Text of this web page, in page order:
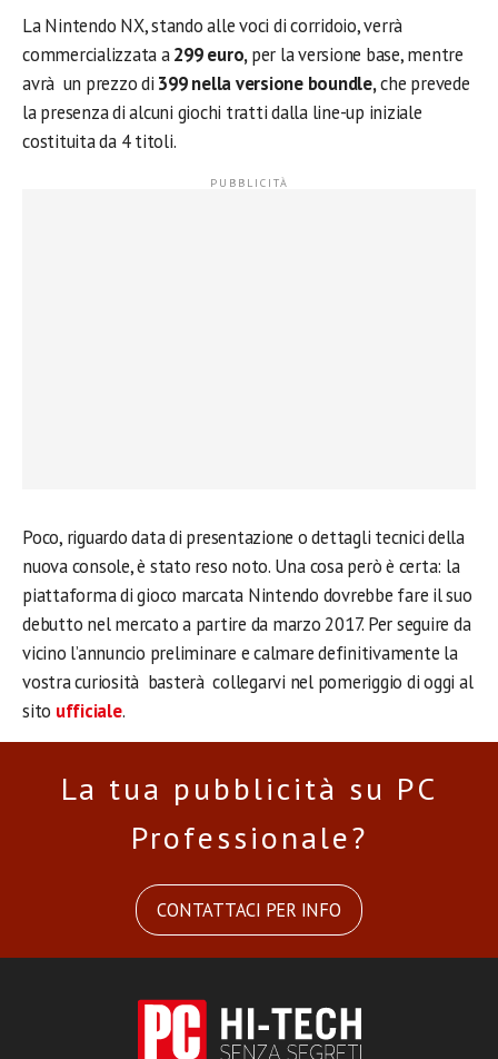
La Nintendo NX, stando alle voci di corridoio, verrà
commercializzata a299 euro,per la versione base, mentre
avrà un prezzo di 399 nella versione boundle,che prevede
la presenza di alcuni giochi tratti dalla line-up iniziale
costituita da 4 titoli.
Poco, riguardo data di presentazione o dettagli tecnici della
nuova console, è stato reso noto. Una cosa però è certa: la
piattaforma di gioco marcata Nintendo dovrebbe fare il suo
debutto nel mercato a partire da marzo 2017. Per seguire da
vicino l’annuncio preliminare e calmare definitivamente la
vostra curiosità basterà collegarvi nel pomeriggio di oggi al
sito ufficiale.
La tua pubblicità su PC
Professionale?
CONTATTACI PER INFO